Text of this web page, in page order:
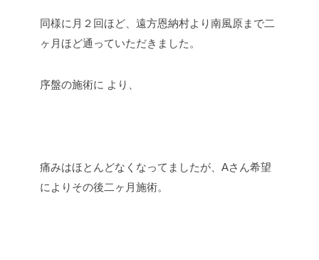
同様に月２回ほど、遠方恩納村より南風原まで二
ヶ月ほど通っていただきました。
序盤の施術に より、
痛みはほとんどなくなってましたが、Aさん希望
によりその後二ヶ月施術。